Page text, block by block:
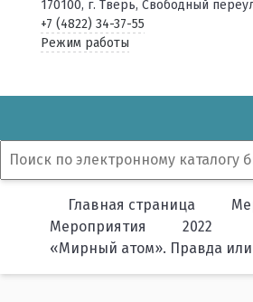
170100, г. Тверь, Свободный
+7 (4822) 34-37-55
Режим работы
Главная страница
Мероприятия
2022
«Мирный атом». Правда